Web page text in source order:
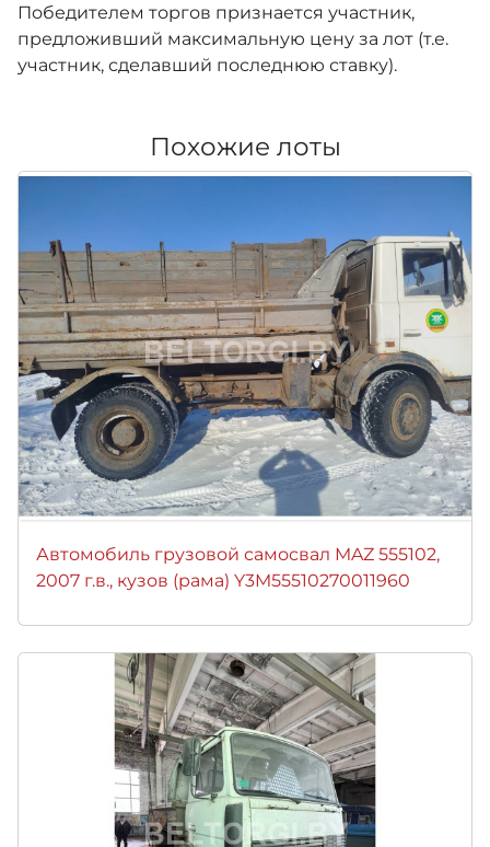
Победителем торгов признается участник,
предложивший максимальную цену за лот (т.е.
участник, сделавший последнюю ставку).
Похожие лоты
Автомобиль грузовой самосвал MAZ 555102,
2007 г.в., кузов (рама) Y3M55510270011960